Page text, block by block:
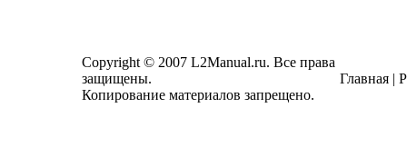
Copyright © 2007 L2Manual.ru. Все права
защищены.
Копирование материалов запрещено.
Главная |